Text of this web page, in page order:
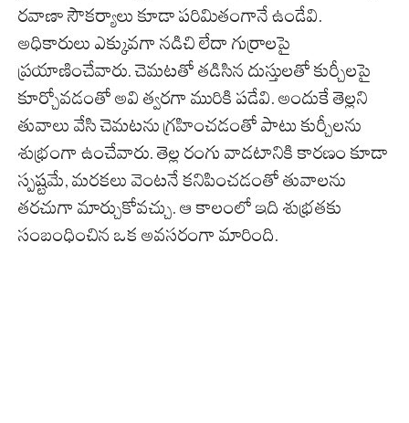
రవాణా సౌకర్యాలు కూడా పరిమితంగానే ఉండేవి.
అధికారులు ఎక్కువగా నడిచి లేదా గుర్రాలపై
ప్రయాణించేవారు. చెమటతో తడిసిన దుస్తులతో కుర్చీలపై
కూర్చోవడంతో అవి త్వరగా మురికి పడేవి. అందుకే తెల్లని
తువాలు వేసి చెమటను గ్రహించడంతో పాటు కుర్చీలను
శుభ్రంగా ఉంచేవారు. తెల్ల రంగు వాడటానికి కారణం కూడా
స్పష్టమే, మరకలు వెంటనే కనిపించడంతో తువాలను
తరచుగా మార్చుకోవచ్చు. ఆ కాలంలో ఇది శుభ్రతకు
సంబంధించిన ఒక అవసరంగా మారింది.